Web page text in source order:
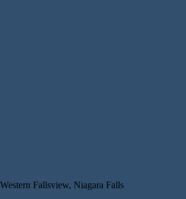
Fallsview, Niagara Falls